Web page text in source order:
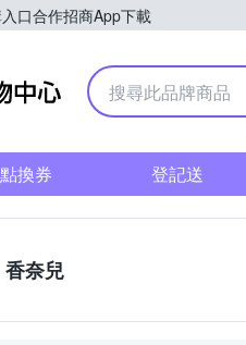
口合作招商App下載
Yahoo購物中心
點換券 登記送
奈兒